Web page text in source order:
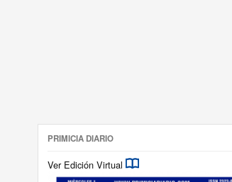
PRIMICIA DIARIO
Ver Edición Virtual